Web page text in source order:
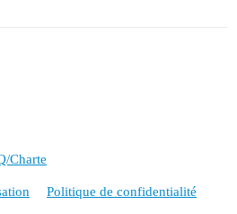
Charte
Politique de confidentialité